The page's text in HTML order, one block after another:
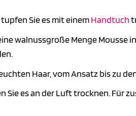
Sie es mit einemHandtuch
walnussgroße Menge Mousse
Haar, vom Ansatz bis zu
Sie es an der Luft trocknen. Für